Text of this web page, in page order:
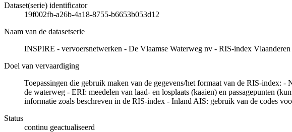
Dataset(serie) identificator
19f002fb-a26b-4a18-8755-b6653b053d12
Naam van de datasetserie
INSPIRE - vervoersnetwerken - De Vlaamse Waterweg nv - RIS-index
Doel van vervaardiging
Toepassingen die gebruik maken van de gegevens/het formaat van de RIS-index:
de waterweg - ERI: meedelen van laad- en losplaats (kaaien) en passagepunten
informatie zoals beschreven in de RIS-index - Inland AIS: gebruik van de codes
Status
continu geactualiseerd